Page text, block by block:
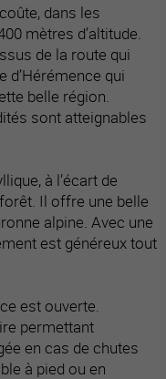
dans les
mètres d’altitude.
de la route qui
d’Hérémence qui
belle région.
sont atteignables
à l’écart de
Il offre une belle
alpine. Avec une
est généreux tout
est ouverte.
permettant
en cas de chutes
à pied ou en